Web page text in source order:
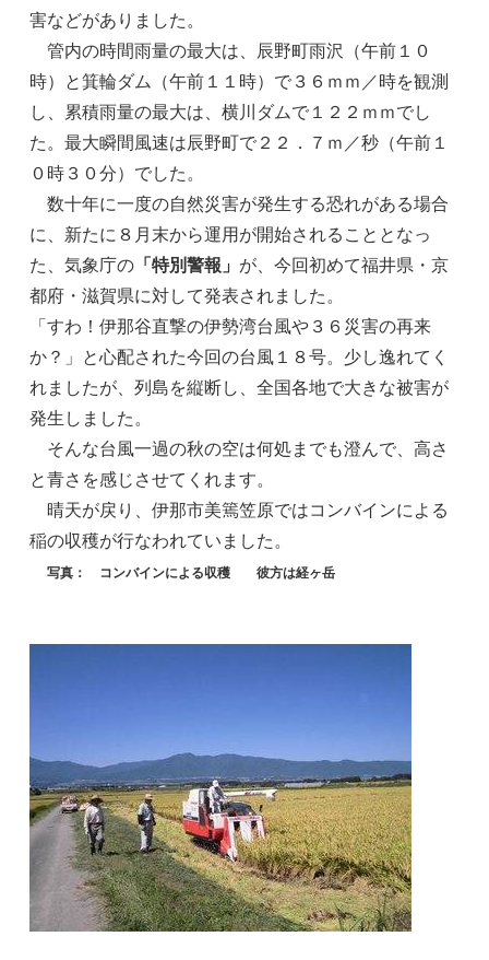
害などがありました。
管内の時間雨量の最大は、辰野町雨沢（午前１０
時）と箕輪ダム（午前１１時）で３６ｍｍ／時を観測
し、累積雨量の最大は、横川ダムで１２２ｍｍでし
た。最大瞬間風速は辰野町で２２．７ｍ／秒（午前１
０時３０分）でした。
数十年に一度の自然災害が発生する恐れがある場合
に、新たに８月末から運用が開始されることとなっ
た、気象庁の 「特別警報」 が、今回初めて福井県・京
都府・滋賀県に対して発表されました。
「すわ！伊那谷直撃の伊勢湾台風や３６災害の再来
か？」と心配された今回の台風１８号。少し逸れてく
れましたが、列島を縦断し、全国各地で大きな被害が
発生しました。
そんな台風一過の秋の空は何処までも澄んで、高さ
と青さを感じさせてくれます。
晴天が戻り、伊那市美篶笠原ではコンバインによる
稲の収穫が行なわれていました。
写真： コンバインによる収穫 彼方は経ヶ岳